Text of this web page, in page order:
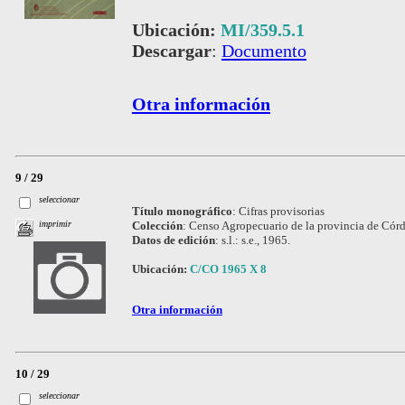
Ubicación: MI/359.5.1
Descargar: Documento
Otra información
9 / 29
seleccionar
imprimir
Título monográfico: Cifras provisorias
Colección: Censo Agropecuario de la provincia de
Datos de edición: s.l.: s.e., 1965.
Ubicación: C/CO 1965 X 8
Otra información
10 / 29
seleccionar